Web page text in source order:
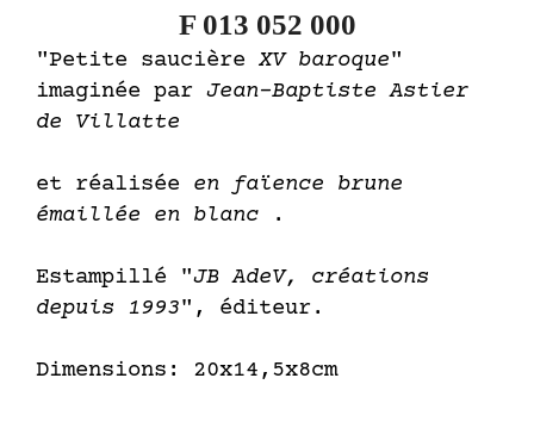
F 013 052 000
"Petite saucière XV baroque"
imaginée par Jean-Baptiste Astier
de Villatte
et réalisée en faïence brune
émaillée en blanc
.
Estampillé "JB AdeV, créations
depuis 1993", éditeur.
Dimensions: 20x14,5x8cm